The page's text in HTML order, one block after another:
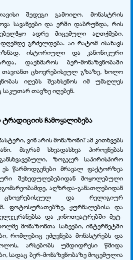
შედეგი გამოიღო. მონასტრის
სავანეები და ერში დაბრუნდა, რის
ადრე მიცემული აღთქმები.
გრძელდება. აი რატომ ისახავს
ისტორიული და კანონიკური
დაეხმაროს ბერ-მონაზვნობაში
თავიანთ ცხოვრებისეულ გზაზე, ხოლო
იღებს შეახსენოს იმ უმაღლეს
საკუთარ თავზე იღებენ.
ჩამოყალიბება
ვინ არის მონაზონი? ამ კითხვებს
მაგრამ სხვადასხვა პიროვნებას
ზოგჯერ საპირისპირო
წარმოდგენები მრავალ ფაქტორზეა
შეხედულებებიდან მოყოლებული
აღზრდა-განათლებიდან
და რელიგიურ
ფოტოსურათებზე, ჟურნალებისა და
და კინოთეატრებში მეტ-
მონაზონთა სახეები, ინტერნეტში
რომლებიც ეძღვნება მონასტრებს და
არსებობს უმდიდრესი წმიდა
სადაც ბერ-მონაზვნობაზე მოცემულია